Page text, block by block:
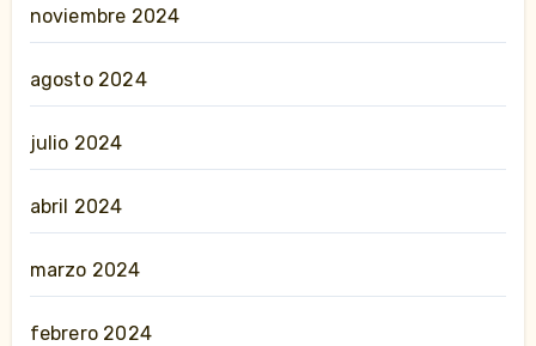
noviembre 2024
agosto 2024
julio 2024
abril 2024
marzo 2024
febrero 2024